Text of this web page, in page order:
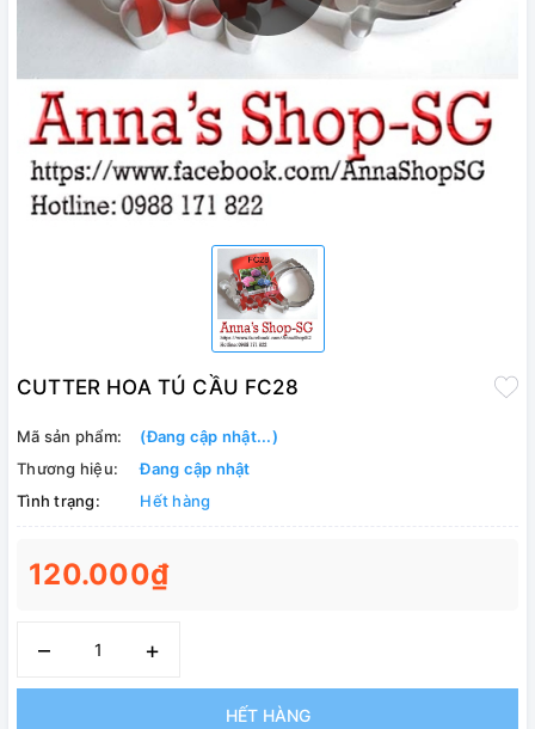
CUTTER HOA TÚ CẦU FC28
Mã sản phẩm:
(Đang cập nhật...)
Thương hiệu:
Đang cập nhật
Tình trạng:
Hết hàng
120.000₫
– +
HẾT HÀNG